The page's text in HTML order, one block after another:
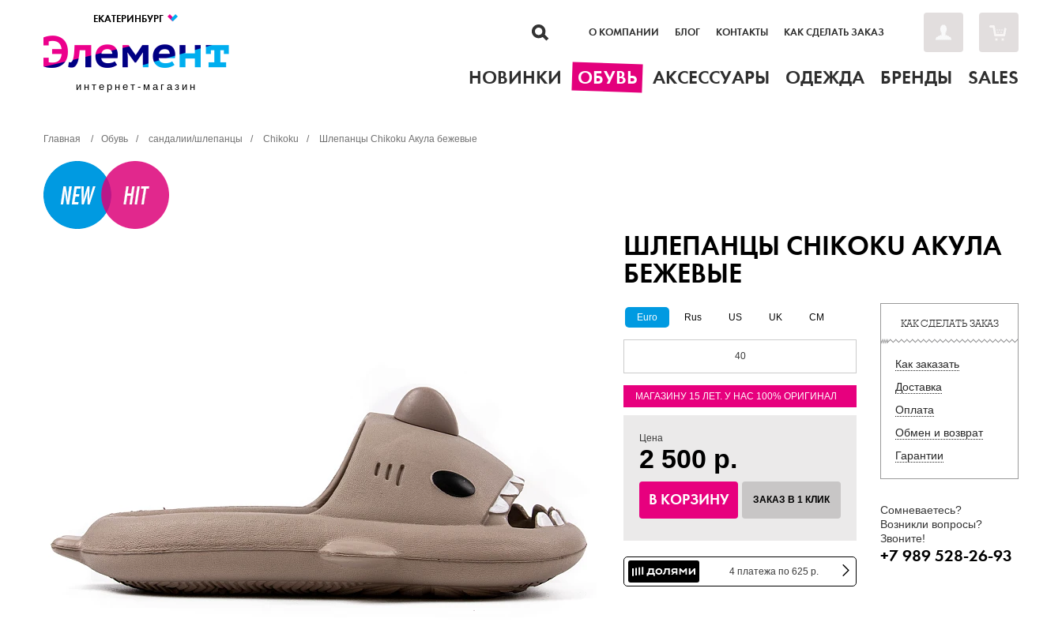
ЕКАТЕРИНБУРГ
интернет-магазин
О КОМПАНИИ БЛОГ КОНТАКТЫ КАК СДЕЛАТЬ ЗАКАЗ
НОВИНКИ ОБУВЬ АКСЕССУАРЫ ОДЕЖДА БРЕНДЫ SALES
Главная / Обувь / сандалии/шлепанцы / Сhikoku / Шлепанцы Сhikoku Акула бежевые
ШЛЕПАНЦЫ СHIKOKU АКУЛА
БЕЖЕВЫЕ
Euro Rus US UK CM
40
МАГАЗИНУ 15 ЛЕТ. У НАС 100% ОРИГИНАЛ
Цена
2 500 р.
В КОРЗИНУ ЗАКАЗ В 1 КЛИК
4 платежа по 625 р.
КАК СДЕЛАТЬ ЗАКАЗ
Как заказать
Доставка
Оплата
Обмен и возврат
Гарантии
Сомневаетесь?
Возникли вопросы?
Звоните!
+7 989 528-26-93